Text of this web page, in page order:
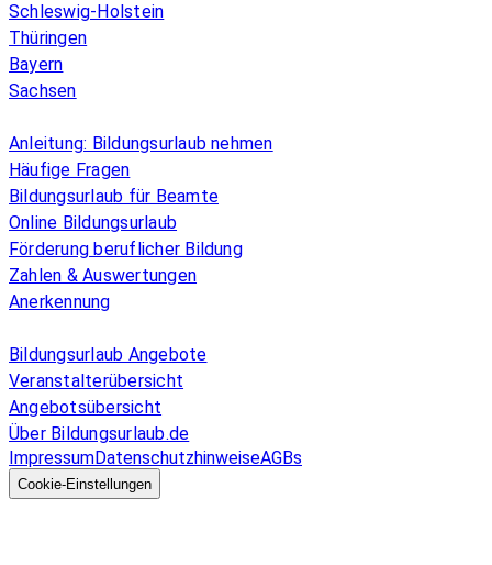
Schleswig-Holstein
Thüringen
Bayern
Sachsen
Anleitung: Bildungsurlaub nehmen
Häufige Fragen
Bildungsurlaub für Beamte
Online Bildungsurlaub
Förderung beruflicher Bildung
Zahlen & Auswertungen
Anerkennung
Bildungsurlaub Angebote
Veranstalterübersicht
Angebotsübersicht
Über Bildungsurlaub.de
ImpressumDatenschutzhinweiseAGBs
Cookie-Einstellungen